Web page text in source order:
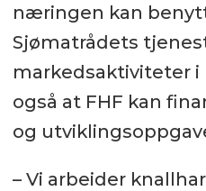
næringen kan
Sjømatrådets
markedsaktiviteter
også at FHF kan
og
– Vi arbeider